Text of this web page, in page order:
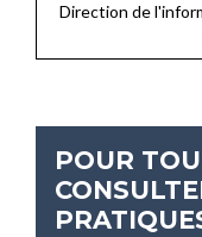
Direction de
POUR